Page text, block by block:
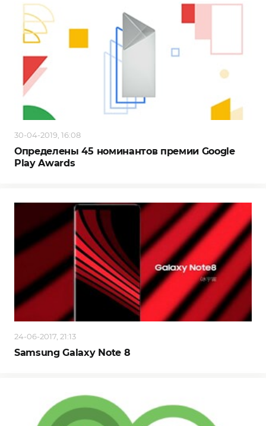
30-04-2019, 16:08
Определены 45 номинантов премии Google
Play Awards
24-06-2017, 21:13
Samsung Galaxy Note 8